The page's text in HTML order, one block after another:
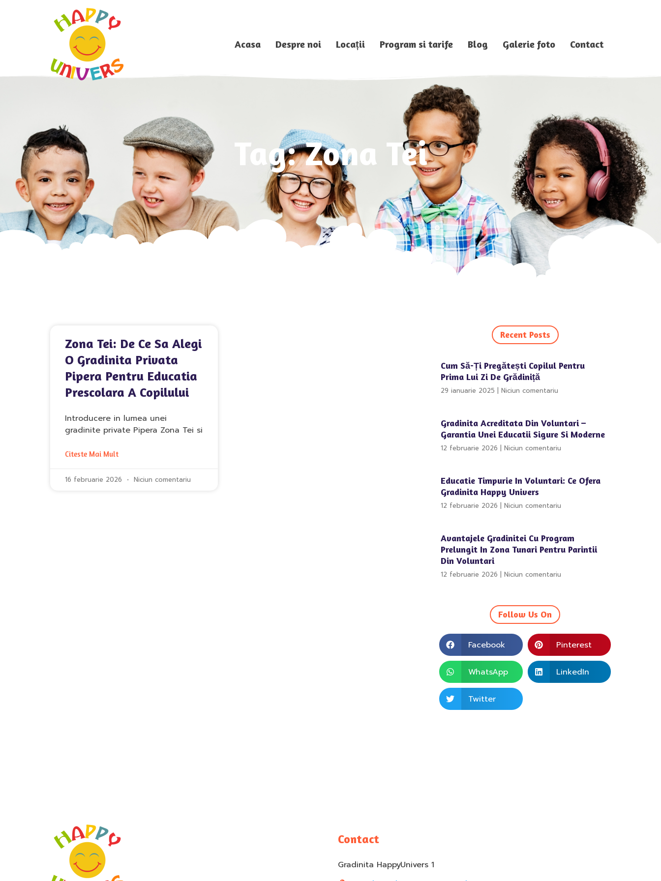
Acasa Despre noi Locații Program si tarife Blog Galerie foto Contact
Tag: Zona Tei
Zona Tei: De Ce Sa Alegi
O Gradinita Privata
Pipera Pentru Educatia
Prescolara A Copilului
Introducere in lumea unei
gradinite private Pipera Zona Tei si
Citeste Mai Mult
16 februarie 2026 Niciun comentariu
Recent Posts
Cum Să-Ți Pregătești Copilul Pentru
Prima Lui Zi De Grădiniță
29 ianuarie 2025 Niciun comentariu
Gradinita Acreditata Din Voluntari –
Garantia Unei Educatii Sigure Si Moderne
12 februarie 2026 Niciun comentariu
Educatie Timpurie In Voluntari: Ce Ofera
Gradinita Happy Univers
12 februarie 2026 Niciun comentariu
Avantajele Gradinitei Cu Program
Prelungit In Zona Tunari Pentru Parintii
Din Voluntari
12 februarie 2026 Niciun comentariu
Follow Us On
Facebook Pinterest
WhatsApp LinkedIn
Twitter
Contact
Gradinita HappyUnivers 1